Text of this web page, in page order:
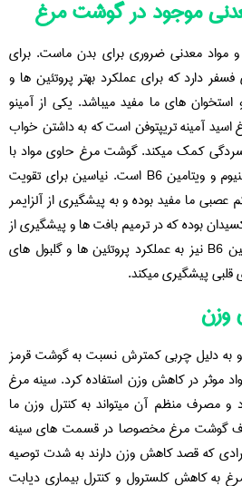
موجود در گوشت مرغ
مواد معدنی ضروری برای بدن ماست. برای
دارد که برای عملکرد بهتر پروتئین ها و
های ما مفید میباشد. یکی از آمینو
آمینه تریپتوفن است که به داشتن خواب
کمک میکند. گوشت مرغ حاوی مواد با
ارزش دیگری چون نیاسین، سلنیوم و ویتامین B6 است. نیاسین برای تقویت
ما مفید بوده و به پیشگیری از آلزایمر
بوده که در ترمیم بافت ها و پیشگیری از
سرطان بسیار موثر است. ویتامین B6 نیز به عملکرد پروتئین ها و گلبول های
قلبی پیشگیری میکند.
به دلیل چربی کمترش نسبت به گوشت قرمز
موثر در کاهش وزن استفاده کرد. سینه مرغ
و مصرف منظم آن میتواند به کنترل وزن ما
گوشت مرغ مخصوصا در قسمت های سینه
که قصد کاهش وزن دارند به شدت توصیه
به کاهش کلسترول و کنترل بیماری دیابت